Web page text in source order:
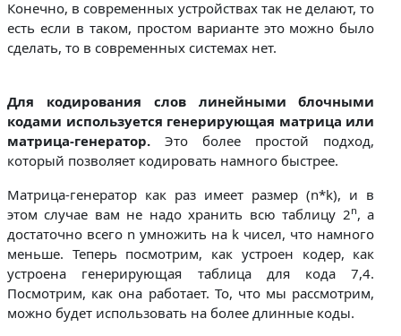
Конечно, в современных устройствах так не делают, то
есть если в таком, простом варианте это можно было
сделать, то в современных системах нет.
Для кодирования слов линейными блочными
кодами используется генерирующая матрица или
матрица-генератор.Это более простой подход,
который позволяет кодировать намного быстрее.
Матрица-генератор как раз имеет размер (n*k), и в
этом случае вам не надо хранить всю таблицу 2n, а
достаточно всего n умножить на k чисел, что намного
меньше. Теперь посмотрим, как устроен кодер, как
устроена генерирующая таблица для кода 7,4.
Посмотрим, как она работает. То, что мы рассмотрим,
можно будет использовать на более длинные коды.